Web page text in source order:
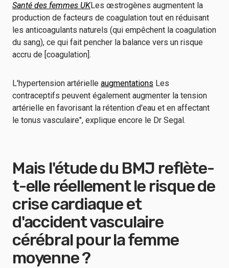
Santé des femmes UKLes œstrogènes augmentent la
production de facteurs de coagulation tout en réduisant
les anticoagulants naturels (qui empêchent la coagulation
du sang), ce qui fait pencher la balance vers un risque
accru de [coagulation].
L'hypertension artérielle augmentations Les
contraceptifs peuvent également augmenter la tension
artérielle en favorisant la rétention d'eau et en affectant
le tonus vasculaire", explique encore le Dr Segal.
Mais l'étude du BMJ reflète-
t-elle réellement le risque de
crise cardiaque et
d'accident vasculaire
cérébral pour la femme
moyenne ?